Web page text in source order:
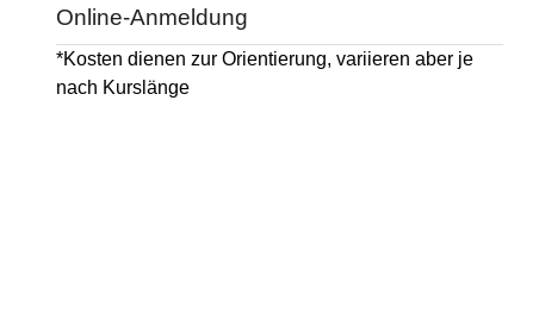
Online-Anmeldung
*Kosten dienen zur Orientierung, variieren aber je
nach Kurslänge